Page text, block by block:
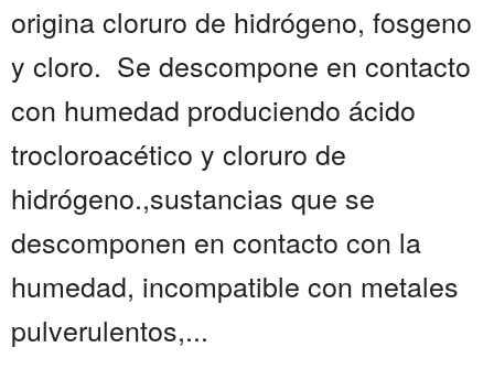
origina cloruro de hidrógeno, fosgeno
y cloro. Se descompone en contacto
con humedad produciendo ácido
trocloroacético y cloruro de
hidrógeno.,sustancias que se
descomponen en contacto con la
humedad, incompatible con metales
pulverulentos,...